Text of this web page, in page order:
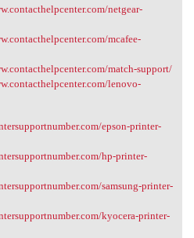
netgear-
mcafee-
match-support/
lenovo-
epson-printer-
hp-printer-
samsung-printer-
kyocera-printer-